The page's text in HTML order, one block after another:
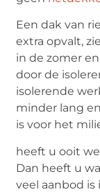
Een dak van
extra opvalt,
in de zomer
door de
isolerende
minder lang
is voor het
heeft u ooit
Dan heeft u
veel aanbod is